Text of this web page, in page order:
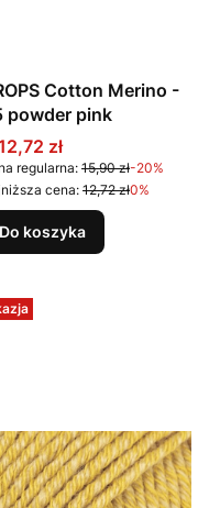
Cotton Merino -
powder pink
promocyjna
zł
regularna: 15,90 zł-20%
cena:12,72 zł0%
Do koszyka